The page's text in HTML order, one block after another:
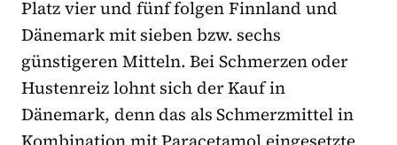
Platz vier und fünf folgen Finnland und
Dänemark mit sieben bzw. sechs
günstigeren Mitteln. Bei Schmerzen oder
Hustenreiz lohnt sich der Kauf in
Dänemark, denn das als Schmerzmittel in